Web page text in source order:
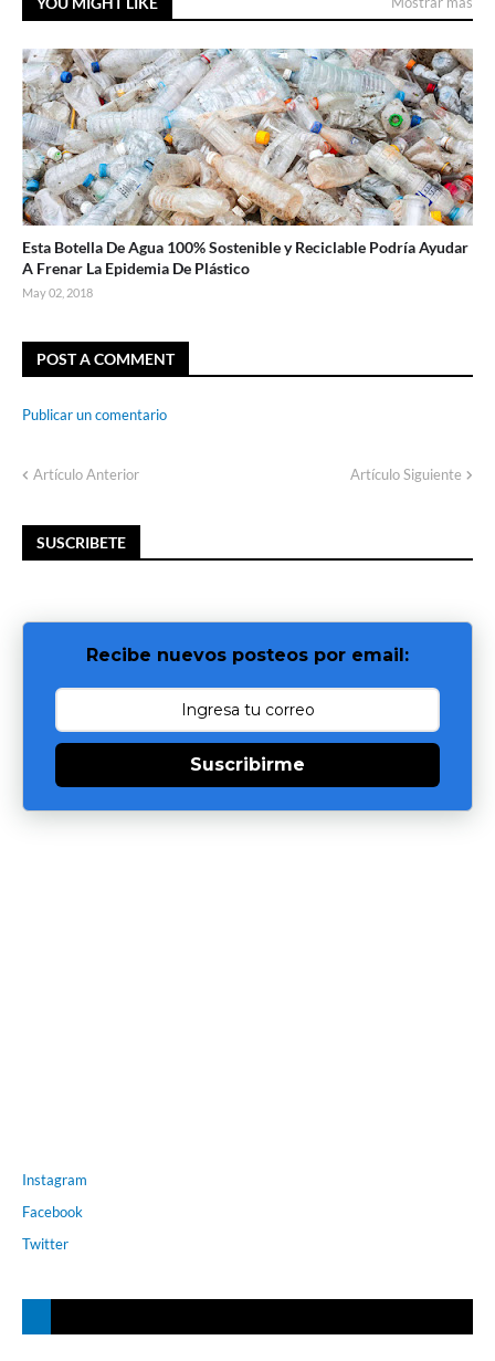
Esta Botella De Agua 100% Sostenible y Reciclable Podría Ayudar
A Frenar La Epidemia De Plástico
May 02, 2018
POST A COMMENT
Publicar un comentario
Artículo Anterior Artículo Siguiente
SUSCRIBETE
Recibe nuevos posteos por email:
Suscribirme
Instagram
Facebook
Twitter